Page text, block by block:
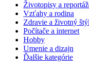
Životopisy a
Vzťahy a rodina
Zdravie a životný štýl
Počítače a internet
Hobby
Umenie a dizajn
Ďalšie kategórie